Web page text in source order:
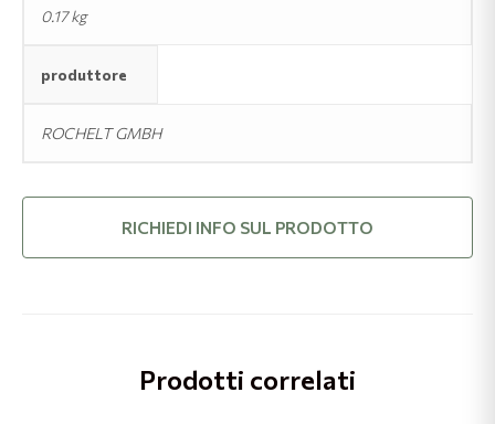
0.17 kg
produttore
ROCHELT GMBH
RICHIEDI INFO SUL PRODOTTO
Prodotti correlati